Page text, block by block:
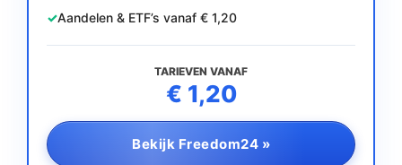
Aandelen & ETF’s vanaf € 1,20
TARIEVEN VANAF
€ 1,20
Bekijk Freedom24 »